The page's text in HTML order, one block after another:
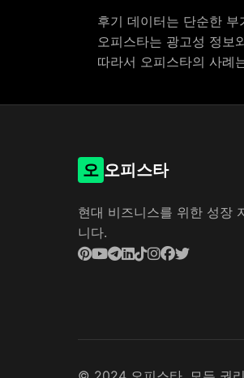
후기 데이터는 단순한
오피스타는 광고성 정보
따라서 오피스타의 사례
오 오피스타
현대 비즈니스를 위한 성장
니다.